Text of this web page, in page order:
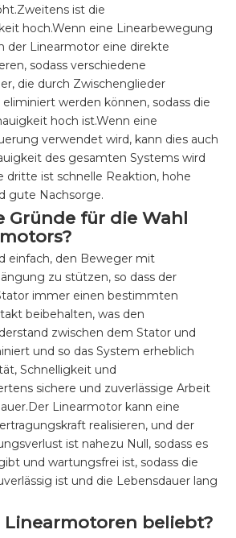
ist die
hoch.Wenn eine Linearbewegung
der Linearmotor eine direkte
sodass verschiedene
die durch Zwischenglieder
werden können, sodass die
hoch ist.Wenn eine
verwendet wird, kann dies auch
des gesamten Systems wird
dritte ist schnelle Reaktion, hohe
gute Nachsorge.
Gründe für die Wahl
einfach, den Beweger mit
zu stützen, so dass der
immer einen bestimmten
beibehalten, was den
zwischen dem Stator und
und so das System erheblich
Schnelligkeit und
sichere und zuverlässige Arbeit
Linearmotor kann eine
realisieren, und der
ist nahezu Null, sodass es
und wartungsfrei ist, sodass die
ist und die Lebensdauer lang
beliebt?